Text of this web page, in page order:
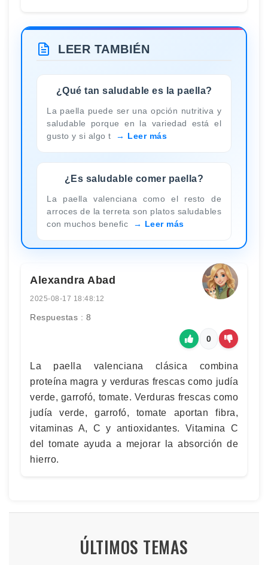
LEER TAMBIÉN
¿Qué tan saludable es la paella?
La paella puede ser una opción nutritiva y
saludable porque en la variedad está el
gusto y si algo t
Leer más
¿Es saludable comer paella?
La paella valenciana como el resto de
arroces de la terreta son platos saludables
con muchos benefic
Leer más
Alexandra Abad
2025-08-17 18:48:12
Respuestas : 8
0
La paella valenciana clásica combina
proteína magra y verduras frescas como judía
verde, garrofó, tomate. Verduras frescas como
judía verde, garrofó, tomate aportan fibra,
vitaminas A, C y antioxidantes. Vitamina C
del tomate ayuda a mejorar la absorción de
hierro.
ÚLTIMOS TEMAS